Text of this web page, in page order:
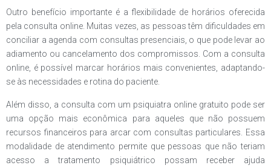
Outro benefício importante é a flexibilidade de horários oferecida
pela consulta online. Muitas vezes, as pessoas têm dificuldades em
conciliar a agenda com consultas presenciais, o que pode levar ao
adiamento ou cancelamento dos compromissos. Com a consulta
online, é possível marcar horários mais convenientes, adaptando-
se às necessidades e rotina do paciente.
Além disso, a consulta com um psiquiatra online gratuito pode ser
uma opção mais econômica para aqueles que não possuem
recursos financeiros para arcar com consultas particulares. Essa
modalidade de atendimento permite que pessoas que não teriam
acesso a tratamento psiquiátrico possam receber ajuda